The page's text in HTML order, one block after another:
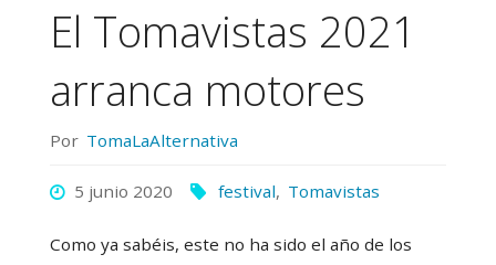
El Tomavistas 2021
arranca motores
Por TomaLaAlternativa
5 junio 2020 festival, Tomavistas
Como ya sabéis, este no ha sido el año de los